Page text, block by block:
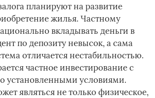
планируют на развитие
жилья. Частному
вкладывать деньги в
по депозиту невысок, а сама
отличается нестабильностью.
частное инвестирование с
установленными условиями.
являться не только физическое,